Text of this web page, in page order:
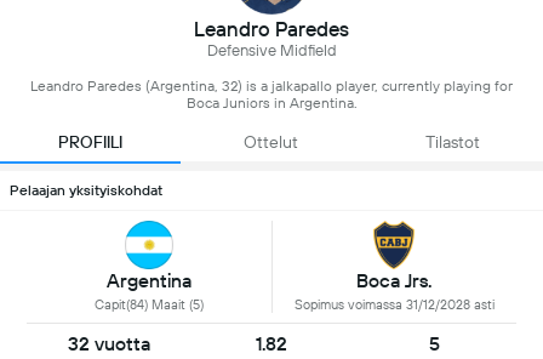
Leandro Paredes
Defensive Midfield
Leandro Paredes (Argentina, 32) is a jalkapallo player, currently playing for
Boca Juniors in Argentina.
PROFIILI Ottelut Tilastot
Pelaajan yksityiskohdat
Argentina
Capit(84) Maait (5)
Boca Jrs.
Sopimus voimassa 31/12/2028 asti
32 vuotta 1.82 5